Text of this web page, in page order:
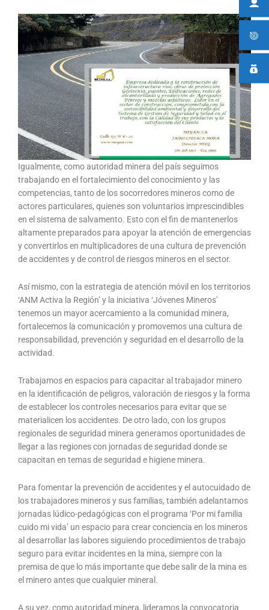
Igualmente, como autoridad minera del país seguimos
trabajando en el fortalecimiento del conocimiento y las
competencias, tanto de los socorredores mineros como de
actores particulares, quienes son voluntarios imprescindibles
en el sistema de salvamento. Esto con el fin de mantenerlos
altamente preparados para apoyar la atención de emergencias
y convertirlos en multiplicadores de una cultura de prevención
de accidentes y de control de riesgos mineros en el sector.
Así mismo, con la estrategia de atención móvil en los territorios
‘ANM Activa la Región’ y la iniciativa ‘Jóvenes Mineros’
tenemos un mayor acercamiento a la comunidad minera,
fortalecemos la comunicación y promovemos una cultura de
responsabilidad, prevención y seguridad en el desarrollo de la
actividad.
Trabajamos en espacios para capacitar al trabajador minero
en la identificación de peligros, valoración de riesgos y la forma
de establecer los controles necesarios para evitar que se
materialicen los accidentes. De otro lado, con los grupos
regionales de seguridad minera generamos oportunidades de
llegar a las regiones con jornadas de seguridad donde se
capacitan en temas de seguridad e higiene minera.
Para fomentar la prevención de accidentes y el autocuidado de
los trabajadores mineros y sus familias, también adelantamos
jornadas lúdico-pedagógicas con el programa ‘Por mi familia
cuido mi vida’ un espacio para crear conciencia en los mineros
al desarrollar las labores siguiendo procedimientos de trabajo
seguro para evitar incidentes en la mina, siempre con la
premisa de que lo más importante que debe salir de la mina es
el minero antes que cualquier mineral.
A su vez, como autoridad minera, lideramos la convocatoria